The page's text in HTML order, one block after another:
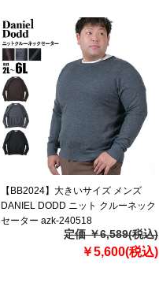
【BB2024】大きいサイズ メンズ
DANIEL DODD ニット クルーネック
セーター azk-240518
定価 ￥6,589(税込)
￥5,600(税込)